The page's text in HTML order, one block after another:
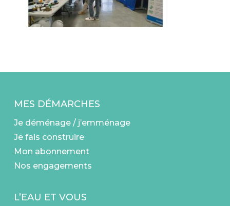
MES DÉMARCHES
Je déménage / j’emménage
Je fais construire
Mon abonnement
Nos engagements
L’EAU ET VOUS